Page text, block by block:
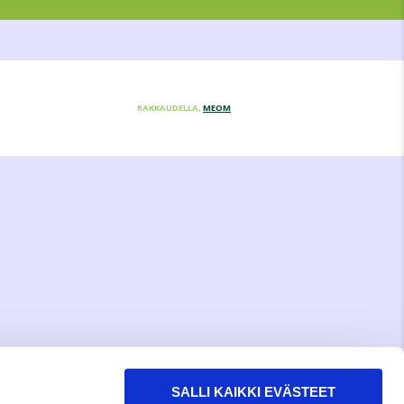
SALLI KAIKKI EVÄSTEET
RAKKAUDELLA, MEOM